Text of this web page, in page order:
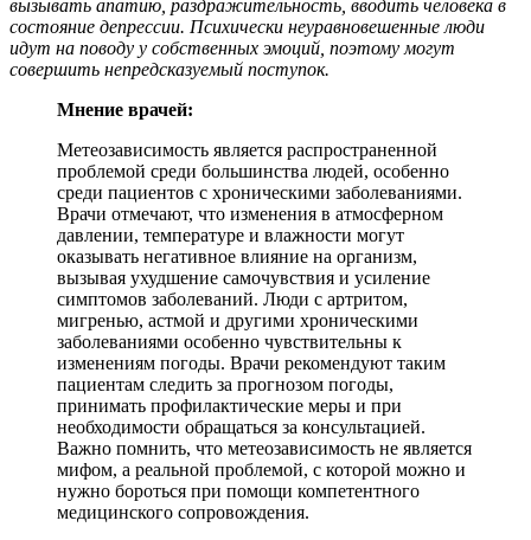
вызывать апатию, раздражительность, вводить человека в
состояние депрессии. Психически неуравновешенные люди
идут на поводу у собственных эмоций, поэтому могут
совершить непредсказуемый поступок.
Мнение врачей:
Метеозависимость является распространенной
проблемой среди большинства людей, особенно
среди пациентов с хроническими заболеваниями.
Врачи отмечают, что изменения в атмосферном
давлении, температуре и влажности могут
оказывать негативное влияние на организм,
вызывая ухудшение самочувствия и усиление
симптомов заболеваний. Люди с артритом,
мигренью, астмой и другими хроническими
заболеваниями особенно чувствительны к
изменениям погоды. Врачи рекомендуют таким
пациентам следить за прогнозом погоды,
принимать профилактические меры и при
необходимости обращаться за консультацией.
Важно помнить, что метеозависимость не является
мифом, а реальной проблемой, с которой можно и
нужно бороться при помощи компетентного
медицинского сопровождения.